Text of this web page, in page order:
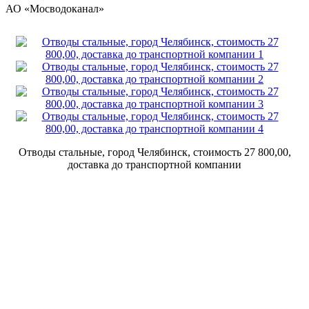
АО «Мосводоканал»
Отводы стальные, город Челябинск, стоимость 27 800,00,
доставка до транспортной компании